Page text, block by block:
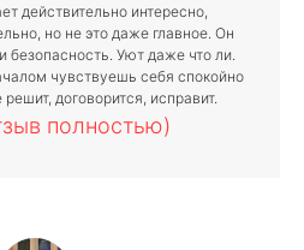
действительно интересно,
но не это даже главное. Он
безопасность. Уют даже что ли.
чувствуешь себя спокойно
договорится, исправит.
полностью)